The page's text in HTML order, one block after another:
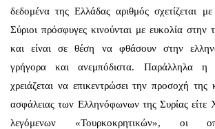
δεδομένα της Ελλάδας αριθμός σχετίζεται
Σύριοι πρόσφυγες κινούνται με ευκολία στην
και είναι σε θέση να φθάσουν στην
γρήγορα και ανεμπόδιστα. Παράλληλα η
χρειάζεται να επικεντρώσει την προσοχή
ασφάλειας των Ελληνόφωνων της Συρίας είτε
λεγόμενων «Τουρκοκρητικών», οι